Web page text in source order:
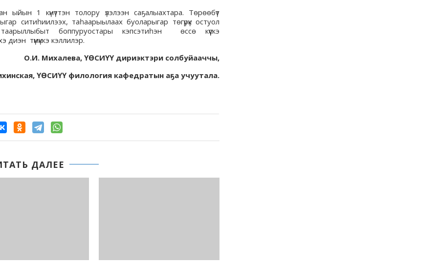
1 күнүттэн толору үлэлээн саҕалыахтара. Төрөөбүт
ситиһиилээх, таһаарыылаах буоларыгар төгүрүк остуол
боппуруостары кэпсэтиһэн өссө күүскэ
түмүккэ кэллилэр.
О.И. Михалева, ҮӨСИҮҮ дириэктэри солбуйааччы,
ҮӨСИҮҮ филология кафедратын аҕа учуутала.
ДАЛЕЕ